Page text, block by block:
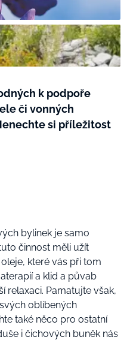
- 599 KČ
SVĚT ŽENY +
MANA (10 ks)
k podpoře
či vonných
si příležitost
bylinek je samo
činnost měli užít
které vás při tom
a klid a půvab
relaxaci. Pamatujte však,
oblíbených
také něco pro ostatní
i čichových buněk nás